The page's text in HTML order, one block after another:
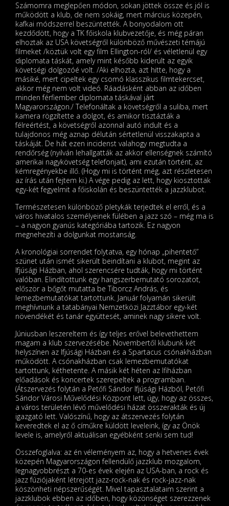
Számomra meglepően módon, sokan jöttek össze és jól is
működött a klub, de nem sokáig, mert március közepén,
kafkai módszerrel beszüntették. A bonyodalom ott
kezdődött, hogy a TK főiskola klubvezetője, és még páran
elhoztak az USA követségről különböző művészeti témájú
filmeket /köztük volt egy film Ellington-ról/ és véletlenül egy
diplomata táskát, amely mint később kiderült az egyik
követségi dolgozóé volt. /Aki elhozta, azt hitte, hogy a
másiké, mert cipeltek egy csomó klasszikus filmtekercset,
akkor még nem volt videó. Ráadásként abban az időben
minden férfiember diplomata táskával járt
Magyarországon./ Telefonáltak a követségről a suliba, mert
kamera rögzítette a dolgot, és amikor tisztázták a
félreértést, a követségről azonnal autó indult és a
tulajdonos még aznap délután sértetlenül visszakapta a
táskáját. De hát ezen incidenst valahogy megtudta a
rendőrség (nyilván lehallgatták az akkor ellenségnek számító
amerikai nagykövetség telefonjait), ami ezután történt, az
kémregényekbe illő. (Hogy mi is történt még, azt részletesen
az írás után fejtem ki.) A vége pedig az lett, hogy kiosztottak
egy-két fegyelmit a főiskolán és beszüntették a jazzklubot.
Természetesen különböző pletykák terjedtek el erről, és a
város hivatalos személyeinek fülében a jazz szó – még ma is
– a nagyon gyanús kategóriába tartozik. Ez nagyon
megnehezíti a dolgunkat mostanság.
A kronológiai sorrendet folytatva, egy hónap „pihentető”
szünet után ismét sikerült beindítani a klubot, megint az
Ifjúsági Házban, ahol szerencsére tudták, hogy mi történt
valóban. Elindítottunk egy hangszerbemutató sorozatot,
először a bőgőt mutatta be Tiborcz András, és
lemezbemutatókat tartottunk. Január folyamán sikerült
meghívnunk a tatabányai Nemzetközi Jazztábor egy-két
növendékét és tanár együttesét, aminek nagy sikere volt.
Júniusban leszereltem és így teljes erővel belevethettem
magam a klub szervezésébe. Novembertől klubunk két
helyszínen az Ifjúsági Házban és a Spartacus csónakházban
működött. A csónakházban csak lemezbemutatókat
tartottunk, kéthetente. A másik két héten az Ifiházban
előadások és koncertek szerepeltek a programban.
(Átszervezés folytán a Petőfi Sándor Ifjúsági Házból, Petőfi
Sándor Városi Művelődési Központ lett, úgy, hogy az összes,
a város területén lévő művelődési házat összerakták és új
igazgató lett. Valószínű, hogy az átszervezés folytán
keveredtek el az ő címűkre küldött leveleink, így az Önök
levele is, amelyről aktuálisan egyébként senki sem tud!
Összefoglalva: az én véleményem az, hogy a hetvenes évek
közepén Magyarországon fellendülő jazzklub mozgalom,
legnagyobbrészt a 70-es évek elején az USA-ban, a rock és
jazz fúziójaként létrejött jazz-rock-nak és rock-jazz-nak
köszönheti népszerűségét. Mivel tapasztalataim szerint a
jazzklubok ebben az időben, hogy közönséget szerezzenek